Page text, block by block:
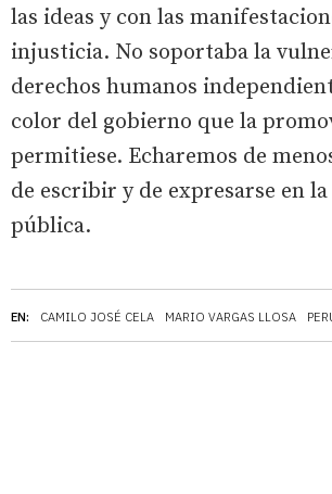
EN: CAMILO JOSÉ CELA MARIO VARGAS LLOSA
las ideas y con las
injusticia. No soportaba la
derechos humanos
color del gobierno que la
permitiese. Echaremos de
de escribir y de expresarse en
pública.